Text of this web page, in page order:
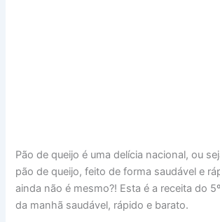
Pão de queijo é uma delícia nacional, ou
pão de queijo, feito de forma saudável e
ainda não é mesmo?! Esta é a receita do
da manhã saudável, rápido e barato.